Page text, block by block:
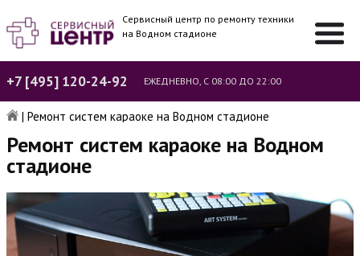
Сервисный центр по ремонту техники
на Водном стадионе
+7 [495] 120-24-92 ЕЖЕДНЕВНО, С 08:00 ДО 22:00
| Ремонт систем караоке на Водном стадионе
Ремонт систем караоке на Водном
стадионе